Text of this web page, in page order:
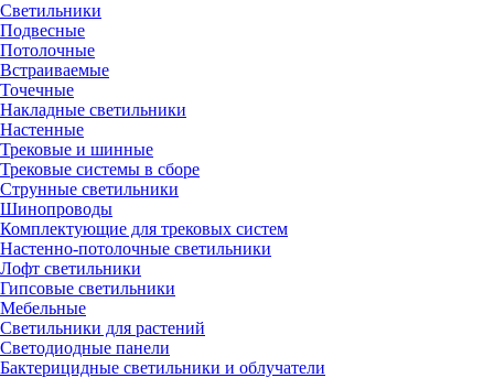
Светильники
Подвесные
Потолочные
Встраиваемые
Точечные
Накладные светильники
Настенные
Трековые и шинные
Трековые системы в сборе
Струнные светильники
Шинопроводы
Комплектующие для трековых систем
Настенно-потолочные светильники
Лофт светильники
Гипсовые светильники
Мебельные
Светильники для растений
Светодиодные панели
Бактерицидные светильники и облучатели